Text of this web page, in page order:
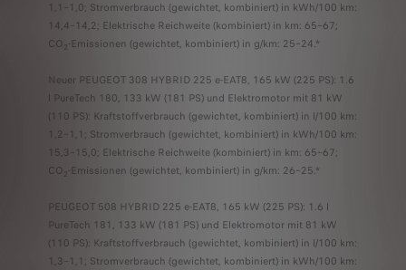
1,1–1,0; Stromverbrauch (gewichtet, kombiniert) in kWh/100 km:
14,4–14,2; Elektrische Reichweite (kombiniert) in km: 65–67;
CO2-Emissionen (gewichtet, kombiniert) in g/km: 25–24.*
Neuer PEUGEOT 308 HYBRID 225 e-EAT8, 165 kW (225 PS): 1.6
l PureTech 180, 133 kW (181 PS) und Elektromotor mit 81 kW
(110 PS): Kraftstoffverbrauch (gewichtet, kombiniert) in l/100 km:
1,2–1,1; Stromverbrauch (gewichtet, kombiniert) in kWh/100 km:
15,3–15,0; Elektrische Reichweite (kombiniert) in km: 65–67;
CO2 -Emissionen (gewichtet, kombiniert) in g/km: 26–25.*
PEUGEOT 508 HYBRID 225 e-EAT8, 165 kW (225 PS): 1.6 l
PureTech 181, 133 kW (181 PS) und Elektromotor mit 81 kW
(110 PS): Kraftstoffverbrauch (gewichtet, kombiniert) in l/100 km:
1,3–1,1; Stromverbrauch (gewichtet, kombiniert) in kWh/100 km: